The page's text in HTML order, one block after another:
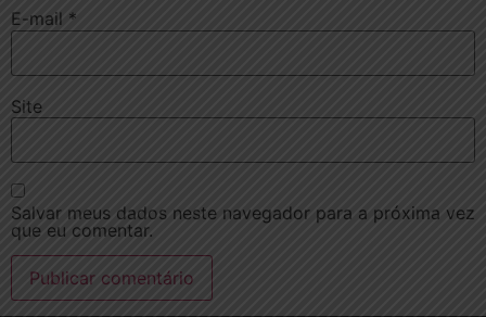
E-mail *
Site
Salvar meus dados neste navegador para a próxima vez
que eu comentar.